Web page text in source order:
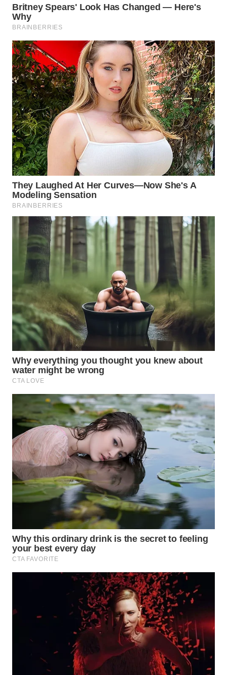
WN
MALUKU
WN
MALUT
WN
DAIRI
WN
DANAU
TOBA
WN
NIAS
WN
LANGKAT
WN
TAPANULI
WN
TANJUNG
LESUNG
KARO
WN
SIMALUNGUN
WN
LABUHANBATU
WN
TAPANULI
TENGAH
WN
TEBING
KARAWANG